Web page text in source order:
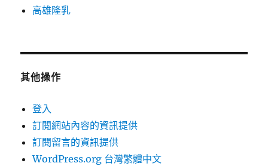
高雄隆乳
其他操作
登入
訂閱網站內容的資訊提供
訂閱留言的資訊提供
WordPress.org 台灣繁體中文